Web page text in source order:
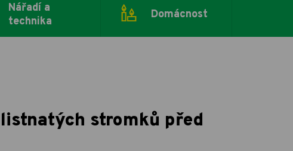
Nářadí a
technika
Domácnost
stromků před